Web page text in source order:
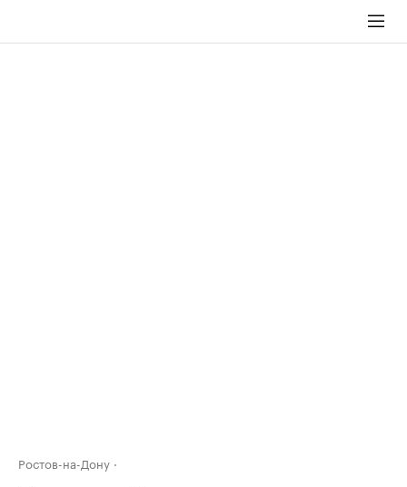
Ростов-на-Дону